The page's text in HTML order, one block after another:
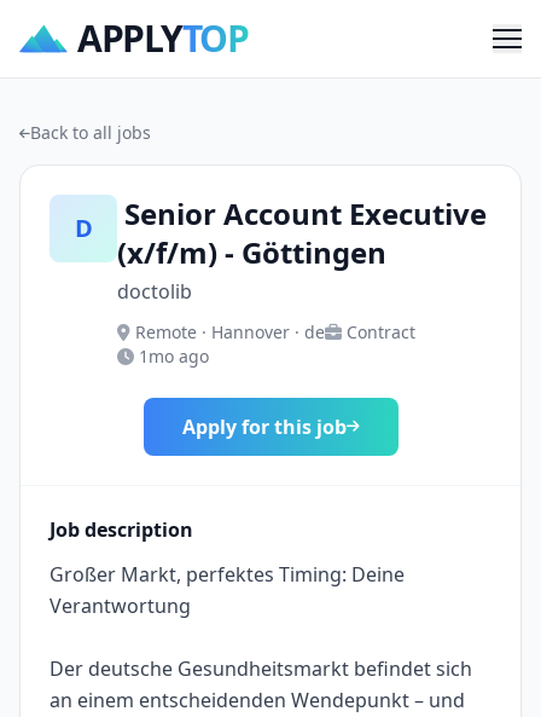
APPLYTOP
Back to all jobs
D
Senior Account Executive
(x/f/m) - Göttingen
doctolib
Remote · Hannover · de
Contract
1mo ago
Apply for this job
Job description
Großer Markt, perfektes Timing: Deine
Verantwortung
Der deutsche Gesundheitsmarkt befindet sich
an einem entscheidenden Wendepunkt – und